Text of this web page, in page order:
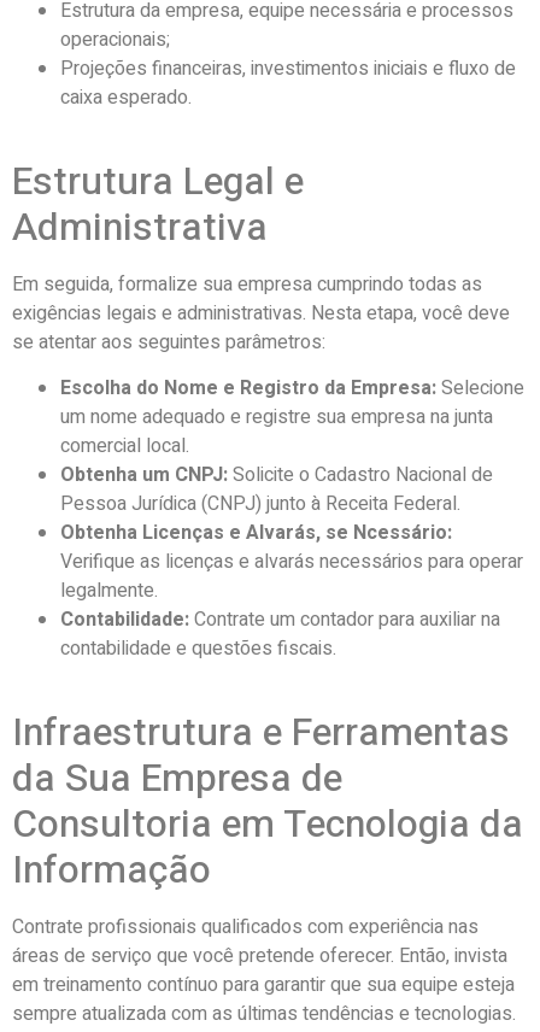
Estrutura da empresa, equipe necessária e processos
operacionais;
Projeções financeiras, investimentos iniciais e fluxo de
caixa esperado.
Estrutura Legal e
Administrativa
Em seguida, formalize sua empresa cumprindo todas as
exigências legais e administrativas. Nesta etapa, você deve
se atentar aos seguintes parâmetros:
Escolha do Nome e Registro da Empresa:Selecione
um nome adequado e registre sua empresa na junta
comercial local.
Obtenha um CNPJ:Solicite o Cadastro Nacional de
Pessoa Jurídica (CNPJ) junto à Receita Federal.
Obtenha Licenças e Alvarás, se Ncessário:
Verifique as licenças e alvarás necessários para operar
legalmente.
Contabilidade:Contrate um contador para auxiliar na
contabilidade e questões fiscais.
Infraestrutura e Ferramentas
da Sua Empresa de
Consultoria em Tecnologia da
Informação
Contrate profissionais qualificados com experiência nas
áreas de serviço que você pretende oferecer. Então, invista
em treinamento contínuo para garantir que sua equipe esteja
sempre atualizada com as últimas tendências e tecnologias.